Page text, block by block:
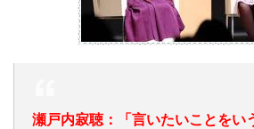
瀬戸内寂聴：「言いたいことをい